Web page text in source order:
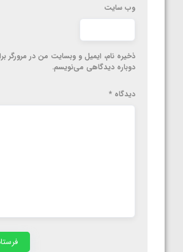
وب‌ سایت
ذخیره نام، ایمیل و وبسایت من در مرورگر
دوباره دیدگاهی می‌نویسم.
دیدگاه *